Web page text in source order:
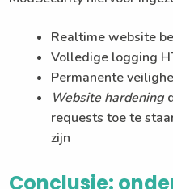
Realtime website
Volledige logging
Permanente
Website hardening
requests toe te
zijn
Conclusie: